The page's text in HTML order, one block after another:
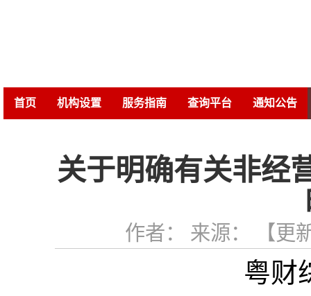
首页 机构设置 服务指南 查询平台 通知公告
关于明确有关非经
作者： 来源： 【更
粤财